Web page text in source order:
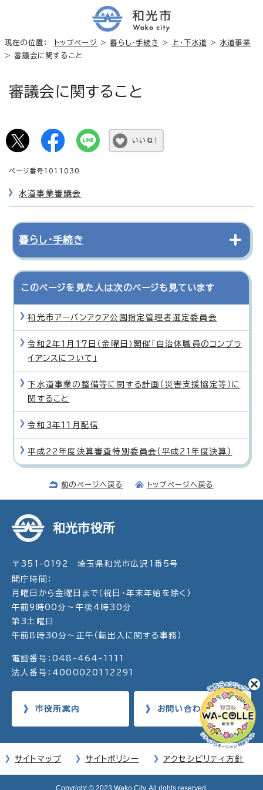
現在の位置： トップページ >暮らし・手続き > 上・下水道 > 水道事業
> 審議会に関すること
審議会に関すること
いいね！
ページ番号1011030
水道事業審議会
暮らし・手続き
このページを見た人は次のページも見ています
和光市アーバンアクア公園指定管理者選定委員会
令和2年1月17日（金曜日）開催「自治体職員のコンプラ
イアンスについて」
下水道事業の整備等に関する計画（災害支援協定等）に
関すること
令和3年11月配信
平成22年度決算審査特別委員会（平成21年度決算）
前のページへ戻る トップページへ戻る
和光市役所
〒351-0192 埼玉県和光市広沢1番5号
開庁時間：
月曜日から金曜日まで（祝日・年末年始を除く）
午前9時00分～午後4時30分
第3土曜日
午前8時30分～正午（転出入に関する事務）
電話番号：048-464-1111
法人番号：4000020112291
市役所案内 お問い合わせ
サイトマップ サイトポリシー アクセシビリティ方針
Copyright © 2023 Wako City. All rights reserved.